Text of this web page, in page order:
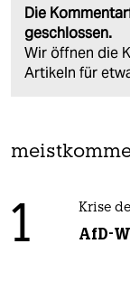
Die
geschlossen.
Wir öffnen die
Artikeln für
1 Krise
AfD-